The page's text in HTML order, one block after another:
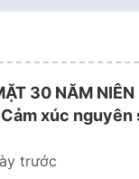
30 NĂM
xúc nguyên
trước